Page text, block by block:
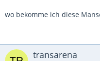
wo bekomme ich diese
transarena